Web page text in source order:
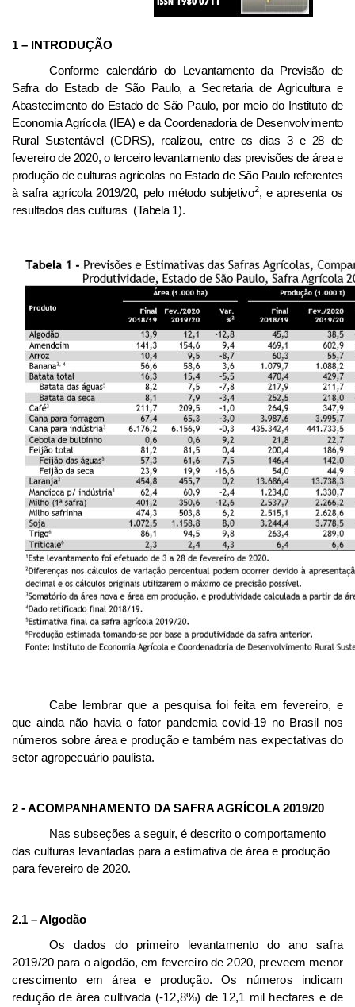
1 – INTRODUÇÃO
Conforme calendário do Levantamento da Previsão de
Safra do Estado de São Paulo, a Secretaria de Agricultura e
Abastecimento do Estado de São Paulo, por meio do Instituto de
Economia Agrícola (IEA) e da Coordenadoria de Desenvolvimento
Rural Sustentável (CDRS), realizou, entre os dias 3 e 28 de
fevereiro de 2020, o terceiro levantamento das previsões de área e
produção de culturas agrícolas no Estado de São Paulo referentes
à safra agrícola 2019/20, pelo método subjetivo2, e apresenta os
resultados das culturas (Tabela 1).
Cabe lembrar que a pesquisa foi feita em fevereiro, e
que ainda não havia o fator pandemia covid-19 no Brasil nos
números sobre área e produção e também nas expectativas do
setor agropecuário paulista.
2 - ACOMPANHAMENTO DA SAFRA AGRÍCOLA 2019/20
Nas subseções a seguir, é descrito o comportamento
das culturas levantadas para a estimativa de área e produção
para fevereiro de 2020.
2.1 – Algodão
Os dados do primeiro levantamento do ano safra
2019/20 para o algodão, em fevereiro de 2020, preveem menor
crescimento em área e produção. Os números indicam
redução de área cultivada (-12,8%) de 12,1 mil hectares e de